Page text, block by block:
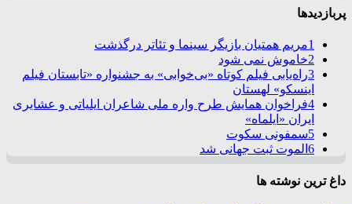
پربازدیدها
1مریم همتیان بازیگر سینما و تئاتر درگذشت
2خاموش نمی شود
3راه‌یابی فیلم کوتاه «بی‌خوابی» به جشنواره «تابستان فیلم
اینسکو» لهستان
4فراخوان همایش طرح واره ملی شاعران ایلیاتی و عشایری
ایران «ایلماه»
5سمفونی سکوت
6 الموت ثبت جهانی شد
داغ ترین نوشته ها